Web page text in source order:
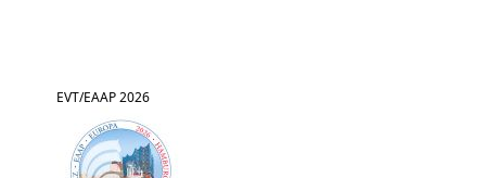
EVT/EAAP 2026